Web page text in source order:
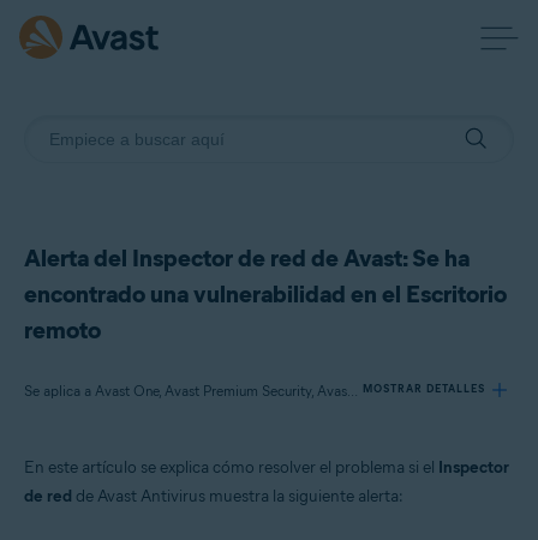
Alerta del Inspector de red de Avast: Se ha
encontrado una vulnerabilidad en el Escritorio
remoto
Se aplica a Avast One, Avast Premium Security, Avast Free Antivirus MOSTRAR DETALLES
En este artículo se explica cómo resolver el problema si el Inspector
de red de Avast Antivirus muestra la siguiente alerta: